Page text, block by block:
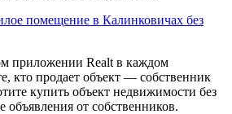
помещение в Калинковичах без
приложении Realt в каждом
кто продает объект — собственник
купить объект недвижимости без
объявления от собственников.